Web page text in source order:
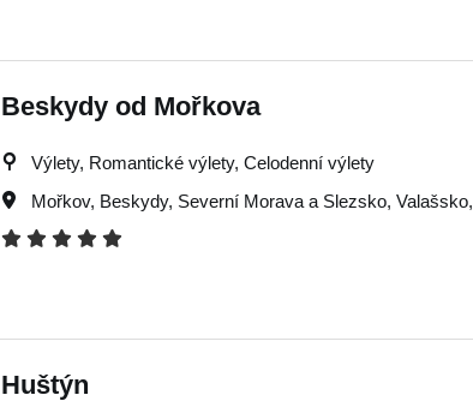
Beskydy od Mořkova
Výlety, Romantické výlety, Celodenní výlety
Mořkov, Beskydy, Severní Morava a Slezsko, Valašsko,
Huštýn